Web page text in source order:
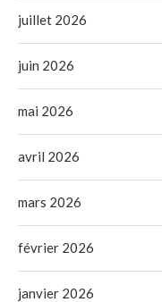
juillet 2026
juin 2026
mai 2026
avril 2026
mars 2026
février 2026
janvier 2026